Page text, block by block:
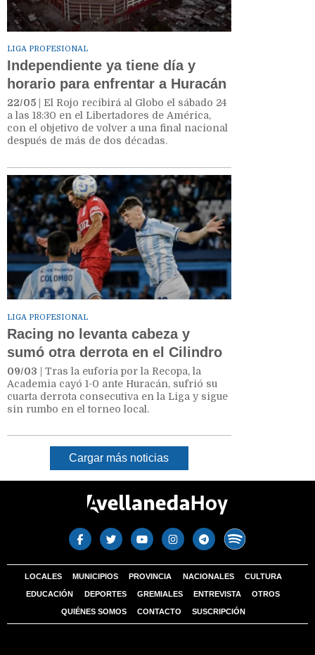
LIGA PROFESIONAL
Independiente ya tiene día y
horario para enfrentar a Huracán
22/05 | El Rojo recibirá al Globo el sábado 24
a las 18:30 en el Libertadores de América,
con el objetivo de volver a una final nacional
después de más de dos décadas.
LIGA PROFESIONAL
Racing no levanta cabeza y
sumó otra derrota en el Cilindro
09/03 | Tras la euforia por la Recopa, la
Academia cayó 1-0 ante Huracán, sufrió su
cuarta derrota consecutiva en la Liga y sigue
sin rumbo en el torneo local.
Cargar más noticias
LOCALES MUNICIPIOS PROVINCIA NACIONALES CULTURA
EDUCACIÓN DEPORTES GREMIALES ENTREVISTA OTROS
QUIÉNES SOMOS CONTACTO SUSCRIPCIÓN